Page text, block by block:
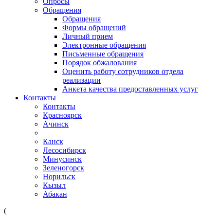
Обращения
Обращения
Формы обращений
Личный прием
Электронные обращения
Письменные обращения
Порядок обжалования
Оценить работу сотрудников отдела
реализации
Анкета качества предоставленных услуг
Контакты
Контакты
Красноярск
Ачинск
Канск
Лесосибирск
Минусинск
Зеленогорск
Норильск
Кызыл
Абакан
(